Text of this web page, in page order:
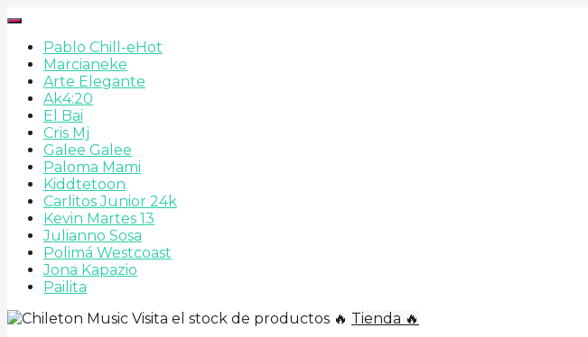
Pablo Chill-eHot
Marcianeke
Arte Elegante
Ak4:20
El Bai
Cris Mj
Galee Galee
Paloma Mami
Kiddtetoon
Carlitos Junior 24k
Kevin Martes 13
Julianno Sosa
Polimá Westcoast
Jona Kapazio
Pailita
Visita el stock de productos 🔥 Tienda 🔥